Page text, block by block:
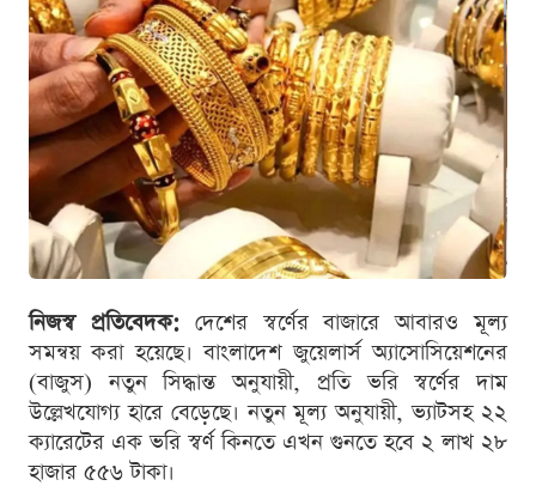
নিজস্ব প্রতিবেদক:দেশের স্বর্ণের বাজারে আবারও মূল্য
সমন্বয় করা হয়েছে। বাংলাদেশ জুয়েলার্স অ্যাসোসিয়েশনের
(বাজুস) নতুন সিদ্ধান্ত অনুযায়ী, প্রতি ভরি স্বর্ণের দাম
উল্লেখযোগ্য হারে বেড়েছে। নতুন মূল্য অনুযায়ী, ভ্যাটসহ ২২
ক্যারেটের এক ভরি স্বর্ণ কিনতে এখন গুনতে হবে ২ লাখ ২৮
হাজার ৫৫৬ টাকা।